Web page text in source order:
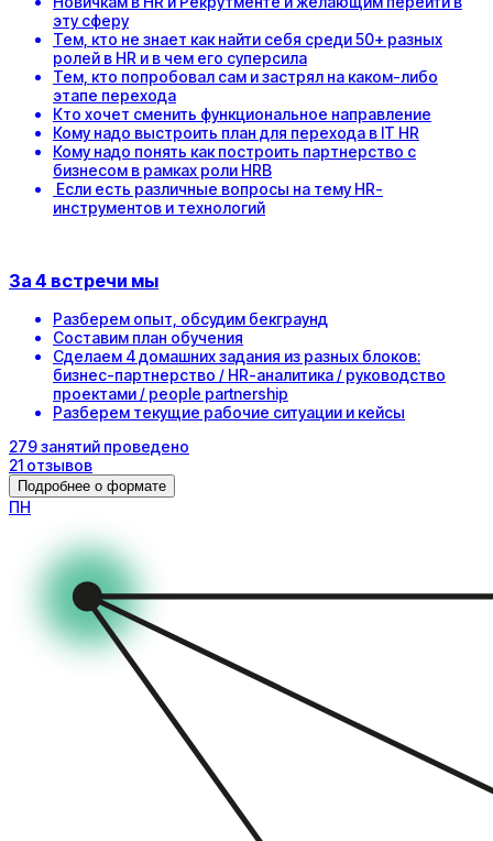
эту сферу
Тем, кто не знает как найти себя среди 50+ разных
ролей в HR и в чем его суперсила
Тем, кто попробовал сам и застрял на каком-либо
этапе перехода
Кто хочет сменить функциональное направление
Кому надо выстроить план для перехода в IT HR
Кому надо понять как построить партнерство с
бизнесом в рамках роли HRB
Если есть различные вопросы на тему HR-
инструментов и технологий
За 4 встречи мы
Разберем опыт, обсудим бекграунд
Составим план обучения
Сделаем 4 домашних задания из разных блоков:
бизнес-партнерство / HR-аналитика / руководство
проектами / people partnership
Разберем текущие рабочие ситуации и кейсы
279занятий проведено
21 отзывов
Подробнее о формате
ПН